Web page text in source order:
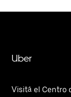
Uber
Visitá el Centro